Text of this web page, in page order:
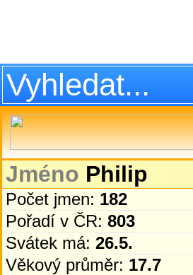
Jméno Philip
Počet jmen: 182
Pořadí v ČR: 803
Svátek má: 26.5.
Věkový průměr: 17.7